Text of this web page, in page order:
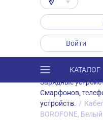
Войти
КАТАЛОГ
Каталог /
Зарядные
Смарфонов,
устройств. /
BOROFONE, Белый